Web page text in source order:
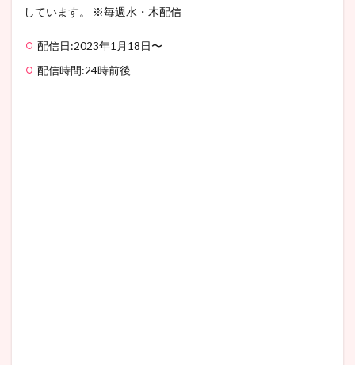
しています。 ※毎週水・木配信
配信日:2023年1月18日〜
配信時間:24時前後